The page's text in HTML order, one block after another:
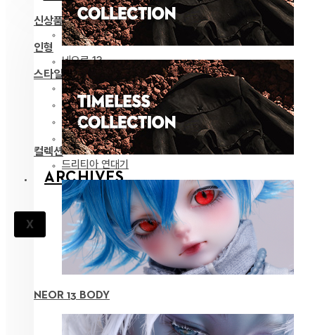
ARCHIVES
X
신상품
전체 보기
인형
네오르 13
스타일링
파츠
안구
의상
도구
컬렉션
드리티아 연대기
NEOR 13 BODY